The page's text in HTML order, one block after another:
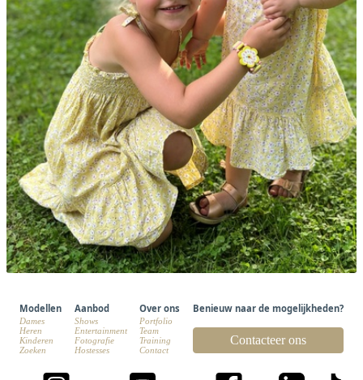
Modellen
Dames
Heren
Kinderen
Zoeken
Aanbod
Shows
Entertainment
Fotografie
Hostesses
Over ons
Portfolio
Team
Training
Contact
Benieuw naar de mogelijkheden?
Contacteer ons